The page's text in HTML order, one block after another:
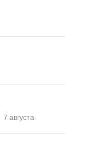
7 августа